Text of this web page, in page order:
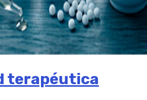
terapéutica